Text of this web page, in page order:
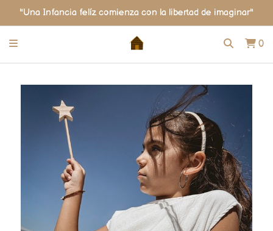
"Una Infancia felíz comienza con la libertad de imaginar"
0